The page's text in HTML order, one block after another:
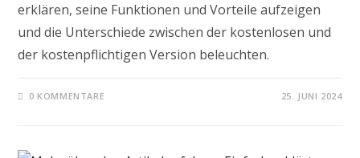
erklären, seine Funktionen und Vorteile aufzeigen
und die Unterschiede zwischen der kostenlosen und
der kostenpflichtigen Version beleuchten.
0 KOMMENTARE 25. JUNI 2024